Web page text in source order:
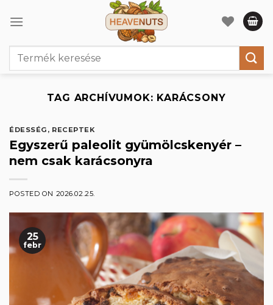
Keresés
TAG ARCHÍVUMOK: KARÁCSONY
ÉDESSÉG , RECEPTEK
Egyszerű paleolit gyümölcskenyér –
nem csak karácsonyra
POSTED ON 2026.02.25.
25
febr